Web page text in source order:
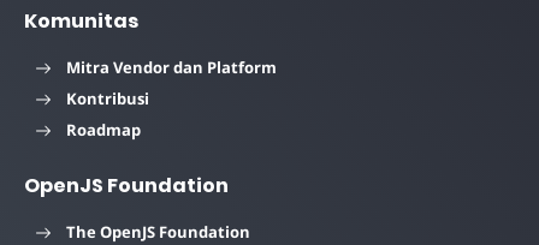
Komunitas
Mitra Vendor dan Platform
Kontribusi
Roadmap
OpenJS Foundation
The OpenJS Foundation